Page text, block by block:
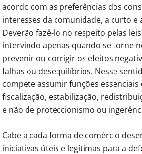
acordo com as preferências dos
interesses da comunidade, a curto e
Deverão fazê-lo no respeito pelas
intervindo apenas quando se torne
prevenir ou corrigir os efeitos
falhas ou desequilíbrios. Nesse
compete assumir funções essenciais
fiscalização, estabilização,
e não de proteccionismo ou
Cabe a cada forma de comércio
iniciativas úteis e legítimas para a